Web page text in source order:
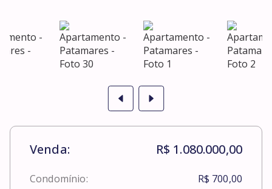
Venda: R$ 1.080.000,00
Condomínio: R$ 700,00